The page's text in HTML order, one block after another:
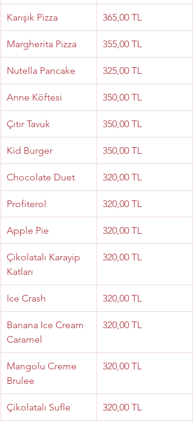
Karışık Pizza 365,00 TL
Margherita Pizza 355,00 TL
Nutella Pancake 325,00 TL
Anne Köftesi 350,00 TL
Çıtır Tavuk 350,00 TL
Kid Burger 350,00 TL
Chocolate Duet 320,00 TL
Profiterol 320,00 TL
Apple Pie 320,00 TL
Çikolatalı Karayip
Katları
320,00 TL
Ice Crash 320,00 TL
Banana Ice Cream
Caramel
320,00 TL
Mangolu Creme
Brulee
320,00 TL
Çikolatalı Sufle 320,00 TL